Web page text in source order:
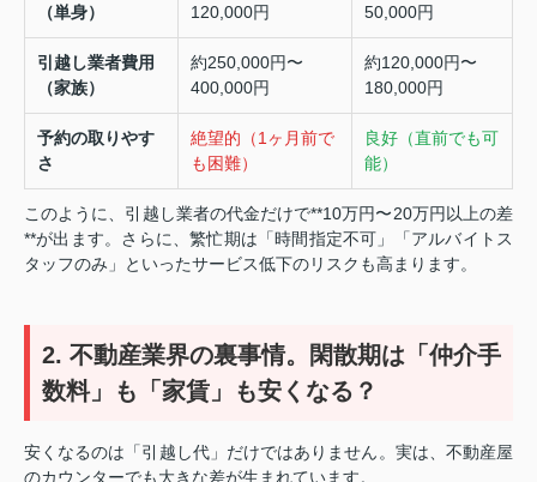
（単身）
120,000円
50,000円
引越し業者費用
（家族）
約250,000円〜
400,000円
約120,000円〜
180,000円
予約の取りやす
さ
絶望的（1ヶ月前で
も困難）
良好（直前でも可
能）
このように、引越し業者の代金だけで**10万円〜20万円以上の差
**が出ます。さらに、繁忙期は「時間指定不可」「アルバイトス
タッフのみ」といったサービス低下のリスクも高まります。
2. 不動産業界の裏事情。閑散期は「仲介手
数料」も「家賃」も安くなる？
安くなるのは「引越し代」だけではありません。実は、不動産屋
のカウンターでも大きな差が生まれています。